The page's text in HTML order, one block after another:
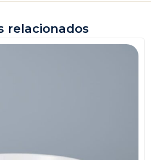
relacionados